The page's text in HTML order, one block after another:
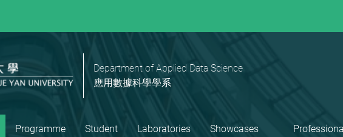
Department of Applied Data Science
應用數據科學學系
Programme Student Laboratories Showcases